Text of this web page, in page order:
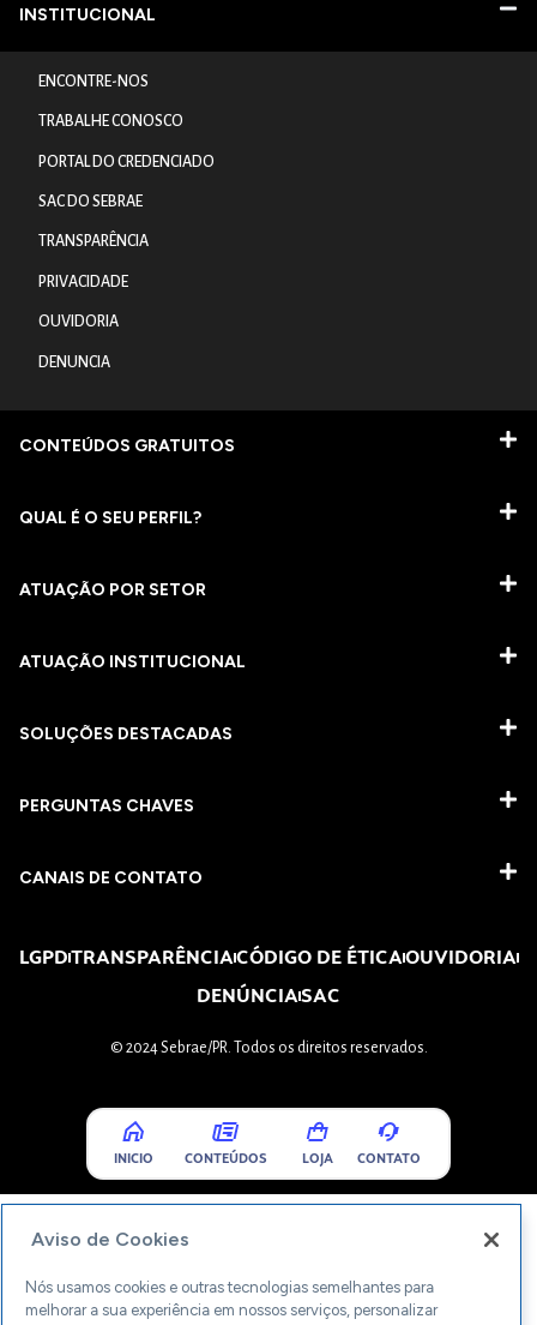
INSTITUCIONAL
ENCONTRE-NOS
TRABALHE CONOSCO
PORTAL DO CREDENCIADO
SAC DO SEBRAE
TRANSPARÊNCIA
PRIVACIDADE
OUVIDORIA
DENUNCIA
CONTEÚDOS GRATUITOS
QUAL É O SEU PERFIL?
ATUAÇÃO POR SETOR
ATUAÇÃO INSTITUCIONAL
SOLUÇÕES DESTACADAS
PERGUNTAS CHAVES​
CANAIS DE CONTATO
LGPDTRANSPARÊNCIACÓDIGO DE ÉTICAOUVIDORIA
DENÚNCIASAC
© 2024 Sebrae/PR. Todos os direitos reservados.
INICIO CONTEÚDOS LOJA CONTATO
Aviso de Cookies
Nós usamos cookies e outras tecnologias semelhantes para
melhorar a sua experiência em nossos serviços, personalizar